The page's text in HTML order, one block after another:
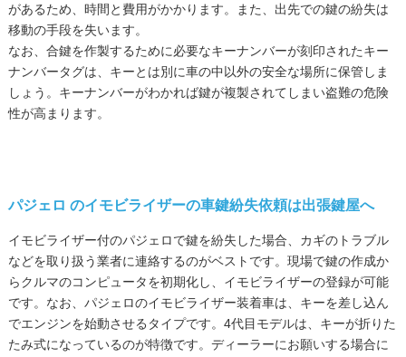
があるため、時間と費用がかかります。また、出先での鍵の紛失は
移動の手段を失います。
なお、合鍵を作製するために必要なキーナンバーが刻印されたキー
ナンバータグは、キーとは別に車の中以外の安全な場所に保管しま
しょう。キーナンバーがわかれば鍵が複製されてしまい盗難の危険
性が高まります。
パジェロ のイモビライザーの車鍵紛失依頼は出張鍵屋へ
イモビライザー付のパジェロで鍵を紛失した場合、カギのトラブル
などを取り扱う業者に連絡するのがベストです。現場で鍵の作成か
らクルマのコンピュータを初期化し、イモビライザーの登録が可能
です。なお、パジェロのイモビライザー装着車は、キーを差し込ん
でエンジンを始動させるタイプです。4代目モデルは、キーが折りた
たみ式になっているのが特徴です。ディーラーにお願いする場合に